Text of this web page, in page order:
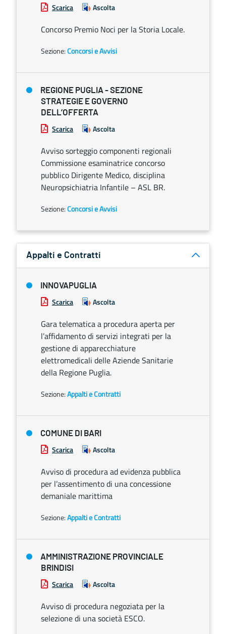
Scarica Ascolta
Concorso Premio Noci per la Storia Locale.
Sezione:Concorsi e Avvisi
REGIONE PUGLIA - SEZIONE
STRATEGIE E GOVERNO
DELL’OFFERTA
Scarica Ascolta
Avviso sorteggio componenti regionali
Commissione esaminatrice concorso
pubblico Dirigente Medico, disciplina
Neuropsichiatria Infantile – ASL BR.
Sezione:Concorsi e Avvisi
Appalti e Contratti
INNOVAPUGLIA
Scarica Ascolta
Gara telematica a procedura aperta per
l’affidamento di servizi integrati per la
gestione di apparecchiature
elettromedicali delle Aziende Sanitarie
della Regione Puglia.
Sezione:Appalti e Contratti
COMUNE DI BARI
Scarica Ascolta
Avviso di procedura ad evidenza pubblica
per l’assentimento di una concessione
demaniale marittima
Sezione:Appalti e Contratti
AMMINISTRAZIONE PROVINCIALE
BRINDISI
Scarica Ascolta
Avviso di procedura negoziata per la
selezione di una società ESCO.